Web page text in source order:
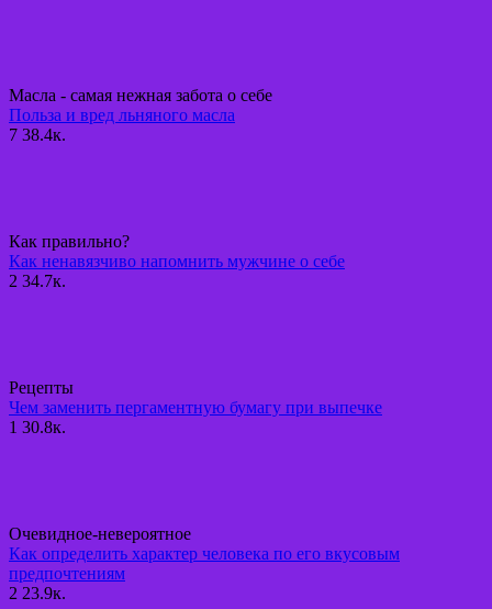
Масла - самая нежная забота о себе
Польза и вред льняного масла
7 38.4к.
Как правильно?
Как ненавязчиво напомнить мужчине о себе
2 34.7к.
Рецепты
Чем заменить пергаментную бумагу при выпечке
1 30.8к.
Очевидное-невероятное
Как определить характер человека по его вкусовым
предпочтениям
2 23.9к.